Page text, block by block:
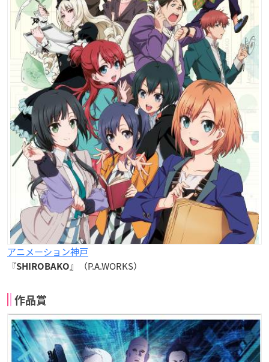
アニメーション神戸
『SHIROBAKO』（P.A.WORKS）
作品賞